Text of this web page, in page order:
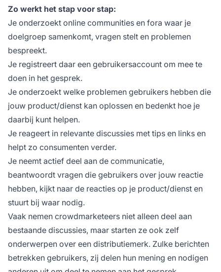
Zo werkt het stap voor stap:
Je onderzoekt online communities en fora waar je
doelgroep samenkomt, vragen stelt en problemen
bespreekt.
Je registreert daar een gebruikersaccount om mee te
doen in het gesprek.
Je onderzoekt welke problemen gebruikers hebben die
jouw product/dienst kan oplossen en bedenkt hoe je
daarbij kunt helpen.
Je reageert in relevante discussies met tips en links en
helpt zo consumenten verder.
Je neemt actief deel aan de communicatie,
beantwoordt vragen die gebruikers over jouw reactie
hebben, kijkt naar de reacties op je product/dienst en
stuurt bij waar nodig.
Vaak nemen crowdmarketeers niet alleen deel aan
bestaande discussies, maar starten ze ook zelf
onderwerpen over een distributiemerk. Zulke berichten
betrekken gebruikers, zij delen hun mening en nodigen